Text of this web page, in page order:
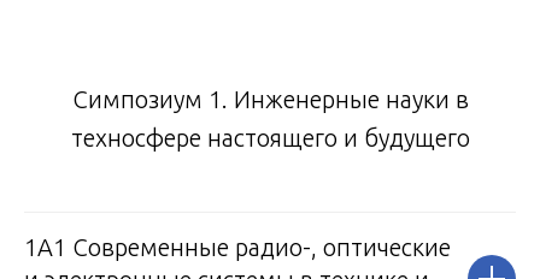
Симпозиум 1. Инженерные науки в
техносфере настоящего и будущего
1А1 Современные радио-, оптические